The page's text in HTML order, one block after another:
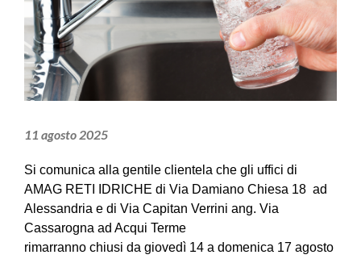
11 agosto 2025
Si comunica alla gentile clientela che gli uffici di
AMAG RETI IDRICHE di Via Damiano Chiesa 18 ad
Alessandria e di Via Capitan Verrini ang. Via
Cassarogna ad Acqui Terme
rimarranno chiusi da giovedì 14 a domenica 17 agosto